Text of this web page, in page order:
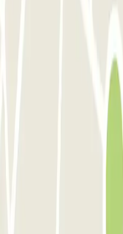
i sortir del pàrquing
Parcheggio Ufficiale